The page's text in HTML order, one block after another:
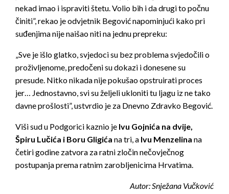
nekad imao i ispraviti štetu. Volio bih i da drugi to počnu
činiti”, rekao je odvjetnik Begović napominjući kako pri
suđenjima nije naišao niti na jednu prepreku:
„Sve je išlo glatko, svjedoci su bez problema svjedočili o
proživljenome, predočeni su dokazi i donesene su
presude. Nitko nikada nije pokušao opstruirati proces
jer… Jednostavno, svi su željeli ukloniti tu ljagu iz ne tako
davne prošlosti”, ustvrdio je za Dnevno Zdravko Begović.
Viši sud u Podgorici kaznio je Ivu Gojnića na dvije,
Špiru Lučića i Boru Gligića na tri, a Ivu Menzelina na
četiri godine zatvora za ratni zločin nečovječnog
postupanja prema ratnim zarobljenicima Hrvatima.
Autor: Snježana Vučković